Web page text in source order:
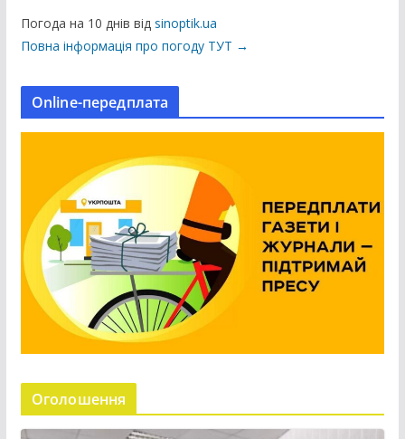
Погода на 10 днів від sinoptik.ua
Повна інформація про погоду ТУТ →
Online-передплата
Оголошення